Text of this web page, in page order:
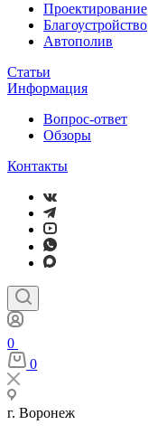
Проектирование
Благоустройство
Автополив
Статьи
Информация
Вопрос-ответ
Обзоры
Контакты
0
0
г. Воронеж